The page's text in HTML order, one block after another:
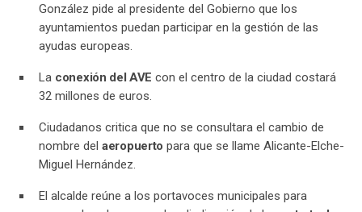
González pide al presidente del Gobierno que los
ayuntamientos puedan participar en la gestión de las
ayudas europeas.
La conexión del AVE con el centro de la ciudad costará
32 millones de euros.
Ciudadanos critica que no se consultara el cambio de
nombre del aeropuerto para que se llame Alicante-Elche-
Miguel Hernández.
El alcalde reúne a los portavoces municipales para